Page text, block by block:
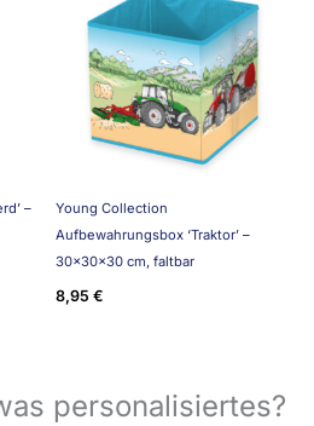
–
Young Collection
Aufbewahrungsbox ‘Traktor’ –
30x30x30 cm, faltbar
8,95 €
personalisiertes?